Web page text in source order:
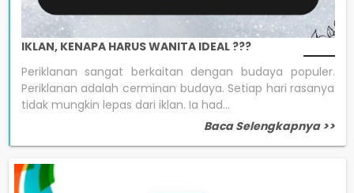
IKLAN, KENAPA HARUS WANITA IDEAL ???
Periklanan sangat berkaitan dengan budaya populer.
Periklanan adalah cerminan budaya. Setiap hari rasanya
tidak mungkin lepas dari iklan. Ia had...
Baca Selengkapnya >>